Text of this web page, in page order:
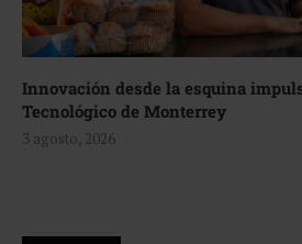
Innovación desde la esquina
Tecnológico de Monterrey
3 agosto, 2026